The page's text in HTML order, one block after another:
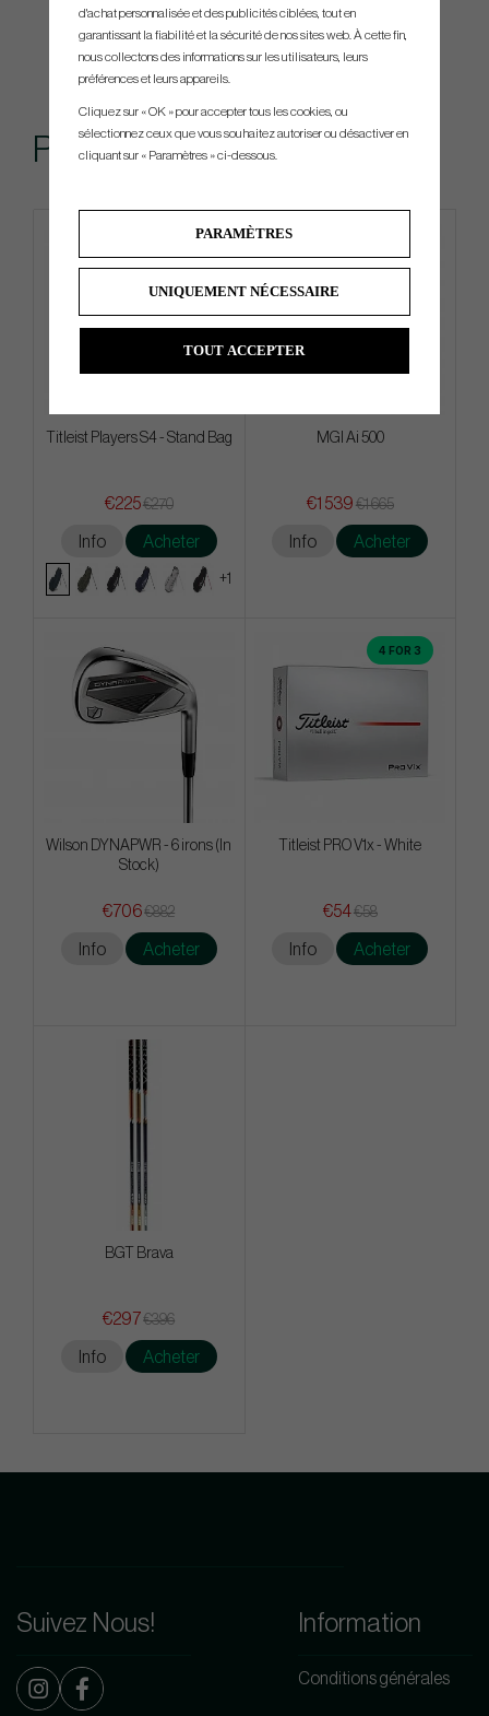
Produits similaires
Titleist Players S4 - Stand Bag
€225€270
Info Acheter
+1
MGI Ai 500
€1 539 €1 665
Info Acheter
Wilson DYNAPWR - 6 irons (In
Stock)
€706€882
Info Acheter
4 FOR 3
Titleist PRO V1x - White
€54€58
Info Acheter
BGT Brava
€297€396
Info Acheter
Suivez Nous! Information
Conditions générales
d'achat personnalisée et des publicités ciblées, tout en
garantissant la fiabilité et la sécurité de nos sites web. À cette fin,
nous collectons des informations sur les utilisateurs, leurs
préférences et leurs appareils.
Cliquez sur « OK » pour accepter tous les cookies, ou
sélectionnez ceux que vous souhaitez autoriser ou désactiver en
cliquant sur « Paramètres » ci-dessous.
PARAMÈTRES
UNIQUEMENT NÉCESSAIRE
TOUT ACCEPTER